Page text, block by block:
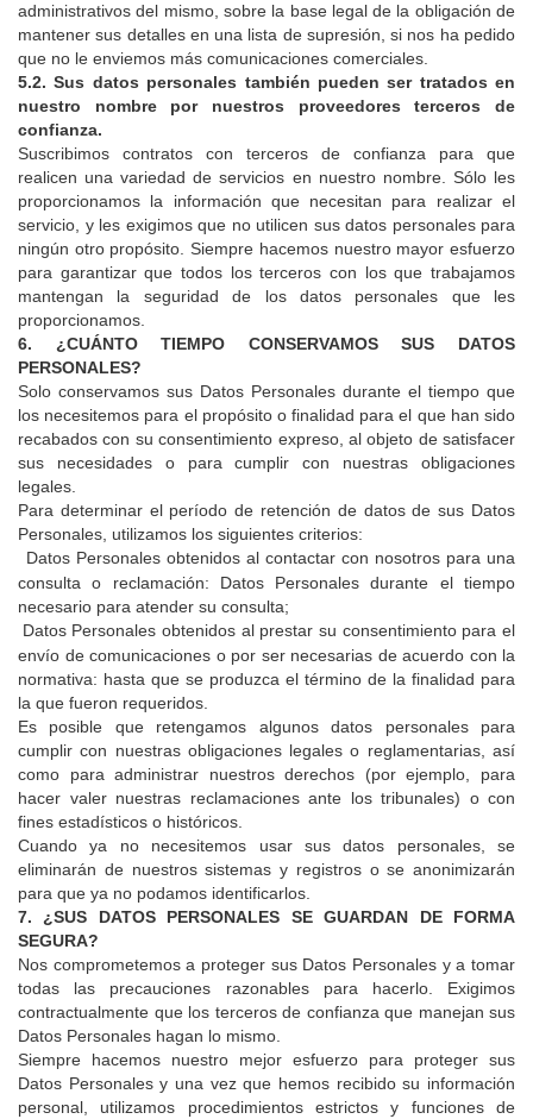
administrativos del mismo, sobre la base legal de la obligación de
mantener sus detalles en una lista de supresión, si nos ha pedido
que no le enviemos más comunicaciones comerciales.
5.2. Sus datos personales también pueden ser tratados en
nuestro nombre por nuestros proveedores terceros de
confianza.
Suscribimos contratos con terceros de confianza para que
realicen una variedad de servicios en nuestro nombre. Sólo les
proporcionamos la información que necesitan para realizar el
servicio, y les exigimos que no utilicen sus datos personales para
ningún otro propósito. Siempre hacemos nuestro mayor esfuerzo
para garantizar que todos los terceros con los que trabajamos
mantengan la seguridad de los datos personales que les
proporcionamos.
6. ¿CUÁNTO TIEMPO CONSERVAMOS SUS DATOS
PERSONALES?
Solo conservamos sus Datos Personales durante el tiempo que
los necesitemos para el propósito o finalidad para el que han sido
recabados con su consentimiento expreso, al objeto de satisfacer
sus necesidades o para cumplir con nuestras obligaciones
legales.
Para determinar el período de retención de datos de sus Datos
Personales, utilizamos los siguientes criterios:
Datos Personales obtenidos al contactar con nosotros para una
consulta o reclamación: Datos Personales durante el tiempo
necesario para atender su consulta;
Datos Personales obtenidos al prestar su consentimiento para el
envío de comunicaciones o por ser necesarias de acuerdo con la
normativa: hasta que se produzca el término de la finalidad para
la que fueron requeridos.
Es posible que retengamos algunos datos personales para
cumplir con nuestras obligaciones legales o reglamentarias, así
como para administrar nuestros derechos (por ejemplo, para
hacer valer nuestras reclamaciones ante los tribunales) o con
fines estadísticos o históricos.
Cuando ya no necesitemos usar sus datos personales, se
eliminarán de nuestros sistemas y registros o se anonimizarán
para que ya no podamos identificarlos.
7. ¿SUS DATOS PERSONALES SE GUARDAN DE FORMA
SEGURA?
Nos comprometemos a proteger sus Datos Personales y a tomar
todas las precauciones razonables para hacerlo. Exigimos
contractualmente que los terceros de confianza que manejan sus
Datos Personales hagan lo mismo.
Siempre hacemos nuestro mejor esfuerzo para proteger sus
Datos Personales y una vez que hemos recibido su información
personal, utilizamos procedimientos estrictos y funciones de